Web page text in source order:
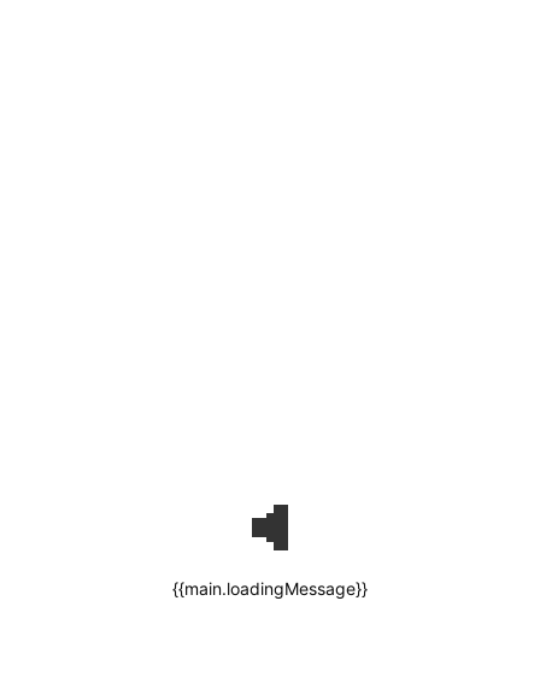
{{main.loadingMessage}}